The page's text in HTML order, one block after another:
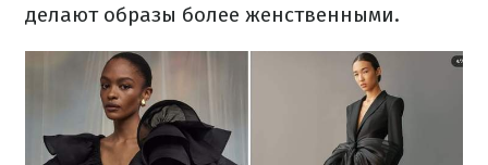
делают образы более женственными.